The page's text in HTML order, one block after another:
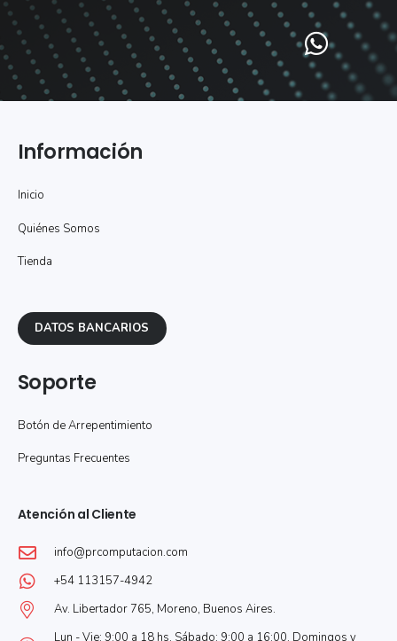
Información
Inicio
Quiénes Somos
Tienda
DATOS BANCARIOS
Soporte
Botón de Arrepentimiento
Preguntas Frecuentes
Atención al Cliente
info@prcomputacion.com
+54 113157-4942
Av. Libertador 765, Moreno, Buenos Aires.
Lun - Vie: 9:00 a 18 hs. Sábado: 9:00 a 16:00. Domingos y